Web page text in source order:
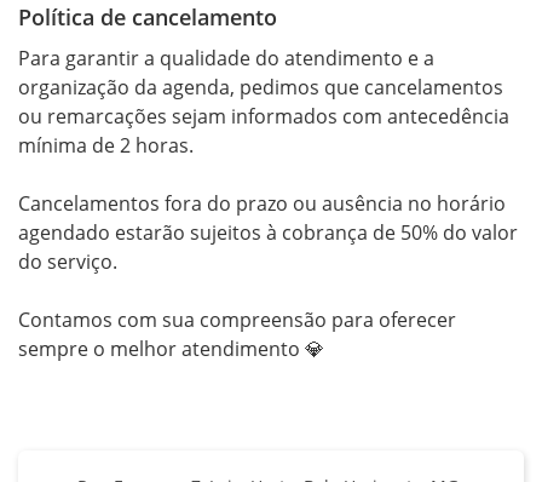
Política de cancelamento
Para garantir a qualidade do atendimento e a
organização da agenda, pedimos que cancelamentos
ou remarcações sejam informados com antecedência
mínima de 2 horas.
Cancelamentos fora do prazo ou ausência no horário
agendado estarão sujeitos à cobrança de 50% do valor
do serviço.
Contamos com sua compreensão para oferecer
sempre o melhor atendimento 💎